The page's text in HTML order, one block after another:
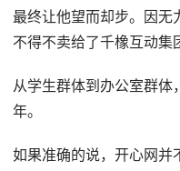
最终让他望而却步。因无
不得不卖给了千橡互动集
从学生群体到办公室群体
年。
如果准确的说，开心网并